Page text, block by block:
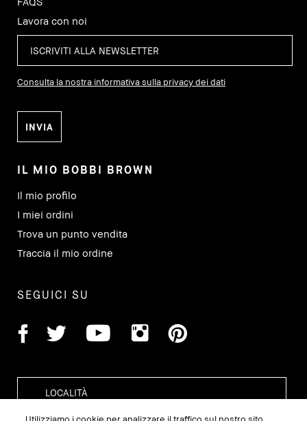
Lavora con noi
Consulta la nostra informativa sulla privacy dei dati
IL MIO BOBBI BROWN
Il mio profilo
I miei ordini
Trova un punto vendita
Traccia il mio ordine
SEGUICI SU